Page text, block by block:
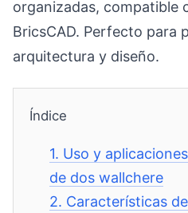
organizadas, compatible
BricsCAD. Perfecto para
arquitectura y diseño.
Índice
1. Uso y
de dos wallchere
2. Características